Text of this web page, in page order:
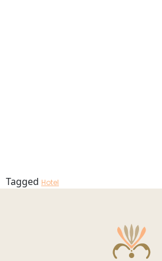
Tagged Hotel